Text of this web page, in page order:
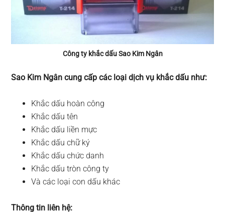
Công ty khắc dấu Sao Kim Ngân
Sao Kim Ngân cung cấp các loại dịch vụ khắc dấu như:
Khắc dấu hoàn công
Khắc dấu tên
Khắc dấu liền mực
Khắc dấu chữ ký
Khắc dấu chức danh
Khắc dấu tròn công ty
Và các loại con dấu khác
Thông tin liên hệ: